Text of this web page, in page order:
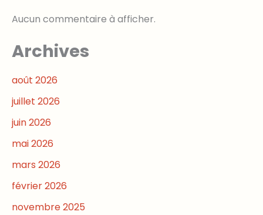
Aucun commentaire à afficher.
Archives
août 2026
juillet 2026
juin 2026
mai 2026
mars 2026
février 2026
novembre 2025